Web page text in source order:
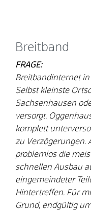
Breitband
FRAGE:
Breitbandinternet
Selbst kleinste
Sachsenhausen
versorgt.
komplett
zu Verzögerungen.
problemlos die
schnellen Ausbau
eingemeindeter
Hintertreffen. Für
Grund, endgültig